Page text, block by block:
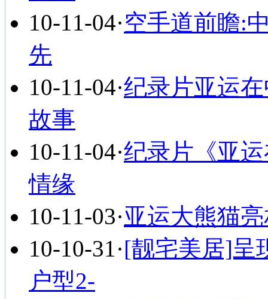
10-11-04·空手道前瞻:
先
10-11-04·纪录片亚运
故事
10-11-04·纪录片《亚
情缘
10-11-03·亚运大熊猫
10-10-31·[靓宅美居]呈
户型2-